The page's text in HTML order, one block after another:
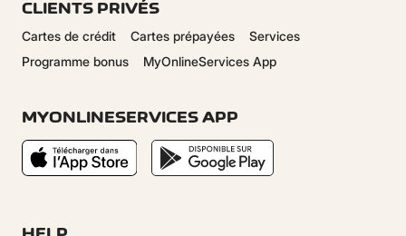
CLIENTS PRIVÉS
Cartes de crédit Cartes prépayées
Services
Programme bonus
MyOnlineServices App
MYONLINESERVICES APP